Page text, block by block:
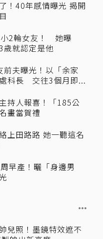
！40年感情曝光 揭開
2輪女友！ 她曝
歲就認定是他
前夫曝光！以「余家
科長 交往3個月即...
持人報喜！「185公
畫當賀禮
上田路路 她一聽這名
早產！曬「身邊男
兒照！墨鏡特效遮不